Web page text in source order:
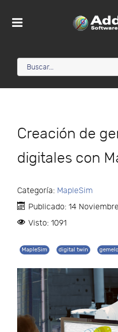
Creación de
digitales con
Categoría: MapleSim
Publicado: 14
Visto: 1091
MapleSim digital twin